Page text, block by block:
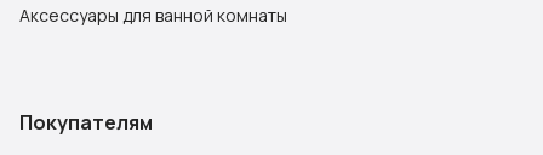
Аксессуары для ванной комнаты
Покупателям